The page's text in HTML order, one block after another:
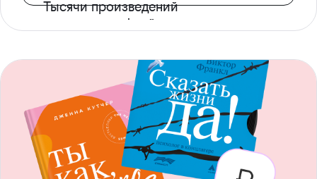
Тысячи произведений
с доступом офлайн